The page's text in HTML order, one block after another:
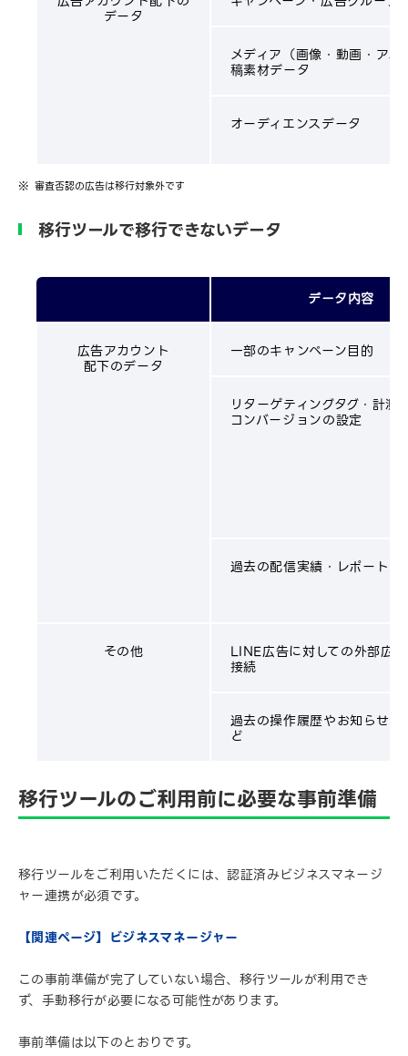
データ
メディア（画像・動画・ア
稿素材データ
オーディエンスデータ
審査否認の広告は移行対象外です
移行ツールで移行できないデータ
データ内容
広告アカウント
配下のデータ
一部のキャンペーン目的
リターゲティングタグ・計測
コンバージョンの設定
過去の配信実績・レポート
その他 LINE広告に対しての外部広
接続
過去の操作履歴やお知らせ・
ど
移行ツールのご利用前に必要な事前準備
移行ツールをご利用いただくには、認証済みビジネスマネージ
ャー連携が必須です。
【関連ページ】ビジネスマネージャー
この事前準備が完了していない場合、移行ツールが利用でき
ず、手動移行が必要になる可能性があります。
事前準備は以下のとおりです。